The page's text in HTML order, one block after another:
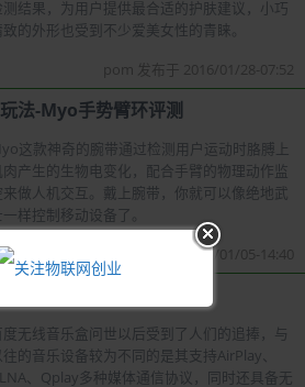
测结果，为用户提供最合适的护肤建议，小巧
致的外形也受到不少爱美女性的青睐。
pom 发布于 2016/01/28-07:52
法-Myo手势臂环评测
这款神奇的腕带通过检测用户运动时胳膊上
肉产生的生物电变化，配合手臂的物理动作监
来做人机交互。戴上腕带，你就可以像绝地武
一样控制移动设备了。
pom 发布于 2016/01/05-14:40
线音乐盒评测
度无线音乐盒问世以后受到了人们的追捧，与
往的音乐设备较为不同的是其支持AirPlay、
、Qplay多种媒体通信协议，同时还具备无